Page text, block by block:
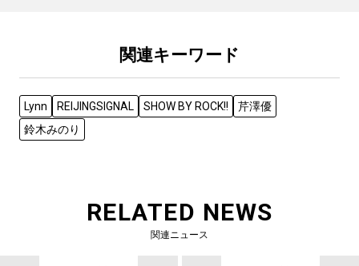
関連キーワード
Lynn REIJINGSIGNAL SHOW BY ROCK!!
芹澤優
鈴木みのり
RELATED NEWS
関連ニュース